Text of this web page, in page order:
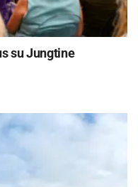
su Jungtine